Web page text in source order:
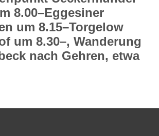
Tourismus
8.00–Eggesiner
um 8.15–Torgelow
um 8.30–, Wanderung
nach Gehren, etwa